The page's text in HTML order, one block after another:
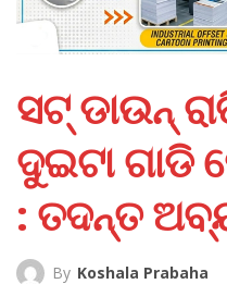
ସଟ୍‌ ଡାଉନ୍‌
ଦୁଇଟା ଗାଡି
: ତଦନ୍ତ
By Koshala Prabaha